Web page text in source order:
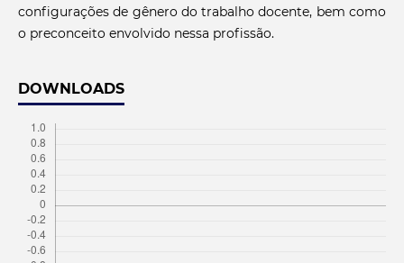
configurações de gênero do trabalho docente, bem como
o preconceito envolvido nessa profissão.
DOWNLOADS